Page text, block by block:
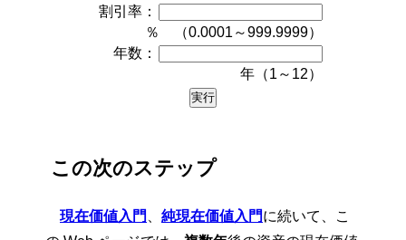
割引率：
％ （0.0001～999.9999）
年数：
年（1～12）
この次のステップ
現在価値入門 純現在価値入門に続いて、こ